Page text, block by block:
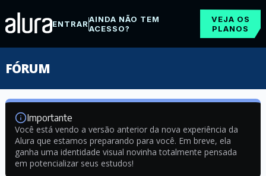
ENTRARAINDA NÃO TEM
ACESSO?
VEJA OS
PLANOS
FÓRUM
Importante
Você está vendo a versão anterior da nova experiência da
Alura que estamos preparando para você. Em breve, ela
ganha uma identidade visual novinha totalmente pensada
em potencializar seus estudos!